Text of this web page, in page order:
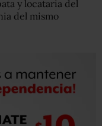
y locataria del
del mismo